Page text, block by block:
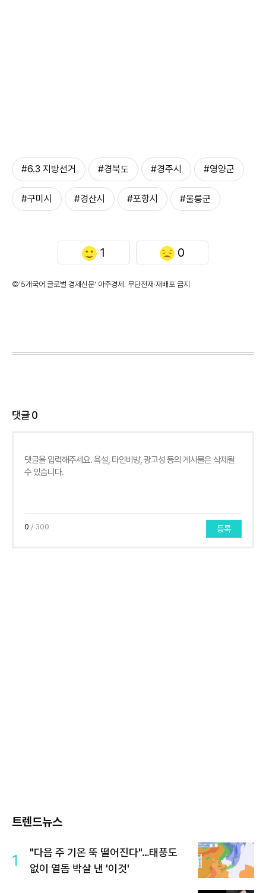
#6.3 지방선거 #경북도 #경주시 #영양군
#구미시 #경산시 #포항시 #울릉군
1 0
©'5개국어 글로벌 경제신문' 아주경제. 무단전재·재배포 금지
댓글0
0 / 300 등록
트렌드뉴스
1
"다음 주 기온 뚝 떨어진다"…태풍도
없이 열돔 박살 낸 '이것'